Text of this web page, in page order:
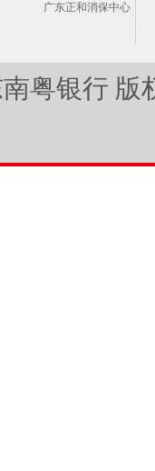
广东正和消保中心
粤银行 版